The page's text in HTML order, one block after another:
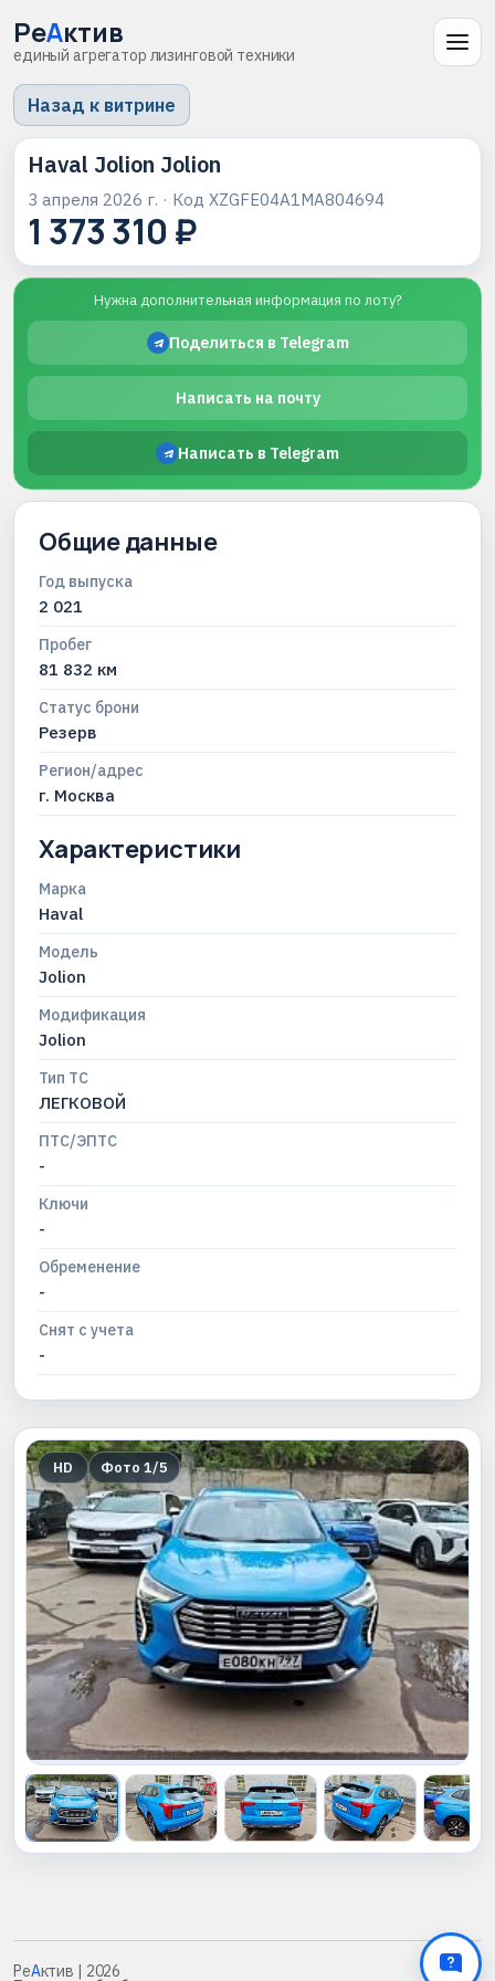
РеАктив
единый агрегатор лизинговой техники
Назад к витрине
Haval Jolion Jolion
3 апреля 2026 г. · Код XZGFE04A1MA804694
1 373 310 ₽
Нужна дополнительная информация по лоту?
Поделиться в Telegram
Написать на почту
Написать в Telegram
Общие данные
Год выпуска
2 021
Пробег
81 832 км
Статус брони
Резерв
Регион/адрес
г. Москва
Характеристики
Марка
Haval
Модель
Jolion
Модификация
Jolion
Тип ТС
ЛЕГКОВОЙ
ПТС/ЭПТС
-
Ключи
-
Обременение
-
Снят с учета
-
HD Фото 1/5
РеАктив | 2026